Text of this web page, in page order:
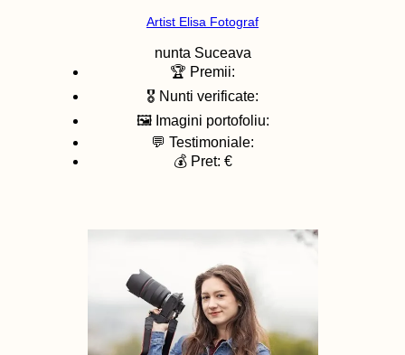
Artist Elisa Fotograf
nunta Suceava
🏆 Premii:
🎖️ Nunti verificate:
🖼️ Imagini portofoliu:
💬 Testimoniale:
💰 Pret: €